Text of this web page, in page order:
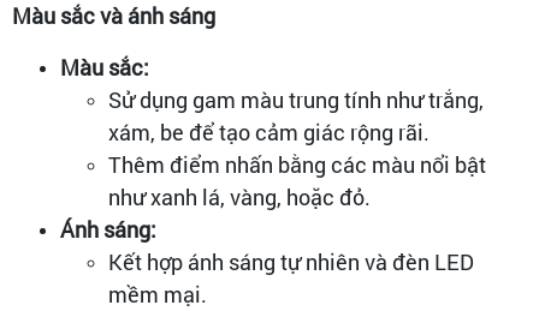
Màu sắc và ánh sáng
Màu sắc:
Sử dụng gam màu trung tính như trắng,
xám, be để tạo cảm giác rộng rãi.
Thêm điểm nhấn bằng các màu nổi bật
như xanh lá, vàng, hoặc đỏ.
Ánh sáng:
Kết hợp ánh sáng tự nhiên và đèn LED
mềm mại.